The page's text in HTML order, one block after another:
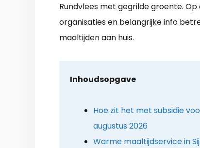
Rundvlees met gegrilde groente.
organisaties en belangrijke info
maaltijden aan huis.
Inhoudsopgave
Hoe zit het met subsidie
augustus 2026
Warme maaltijdservice in